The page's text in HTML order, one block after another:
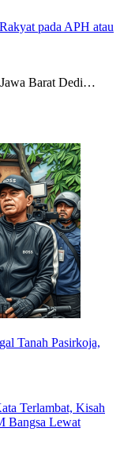
pada APH atau
Barat Dedi…
Tanah Pasirkoja,
Terlambat, Kisah
Bangsa Lewat